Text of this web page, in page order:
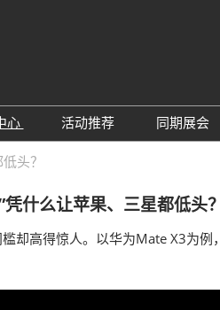
English
한국인
แบบไท
心
业新闻
商动态
作媒体
活动推荐
同期展会
国际
亚洲
览会
头？
什么让苹果、三星都低头？
却高得惊人。以华为Mate X3为例